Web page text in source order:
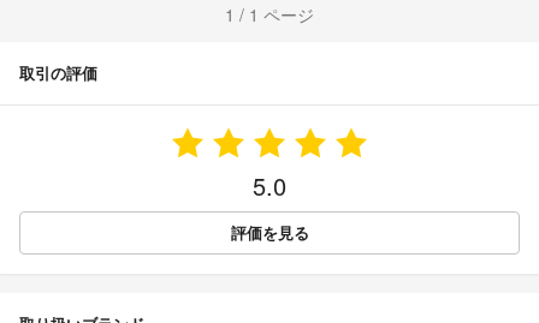
1 / 1 ページ
取引の評価
5.0
評価を見る